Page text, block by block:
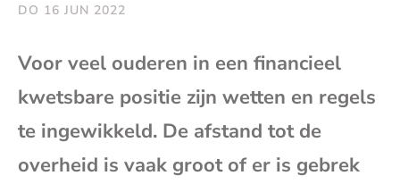
DO 16 JUN 2022
Voor veel ouderen in een financieel
kwetsbare positie zijn wetten en regels
te ingewikkeld. De afstand tot de
overheid is vaak groot of er is gebrek